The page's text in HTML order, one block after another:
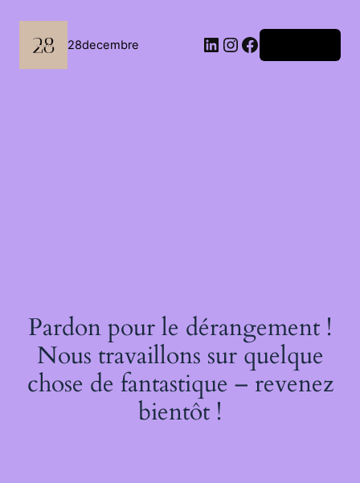
contenu
28decembre LinkedIn
Instagram
Facebook
Pardon pour le dérangement !
Nous travaillons sur quelque
chose de fantastique – revenez
bientôt !